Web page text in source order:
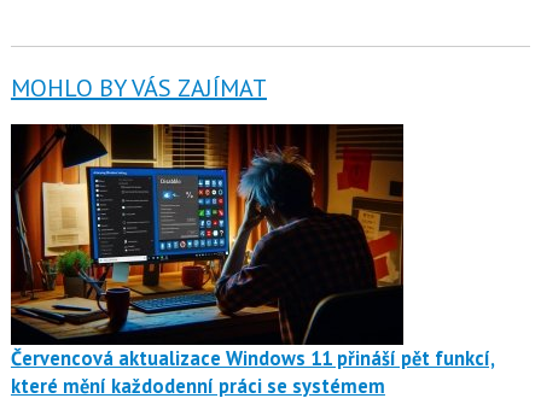
MOHLO BY VÁS ZAJÍMAT
Červencová aktualizace Windows 11 přináší pět funkcí,
které mění každodenní práci se systémem